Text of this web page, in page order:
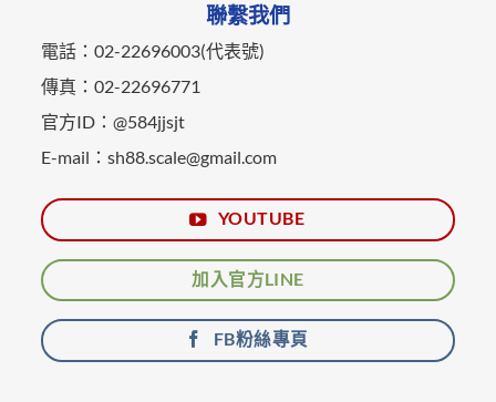
聯繫我們
電話：02-22696003(代表號)
傳真：02-22696771
官方ID：@584jjsjt
E-mail：sh88.scale@gmail.com
YOUTUBE
加入官方LINE
FB粉絲專頁